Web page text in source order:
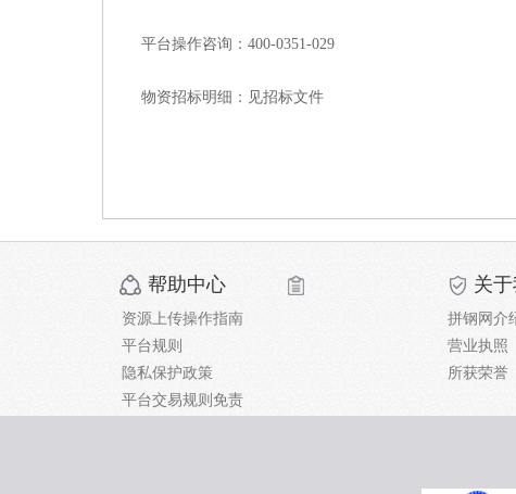
平台操作咨询： 400-0351-029
物资招标明细：见招标文件
帮助中心
资源上传操作指南
平台规则
隐私保护政策
平台交易规则免责
关
拼钢网介
营业执照
所获荣誉